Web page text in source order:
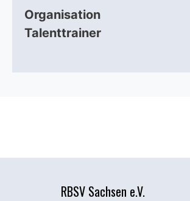
Organisation
Talenttrainer
RBSV Sachsen e.V.